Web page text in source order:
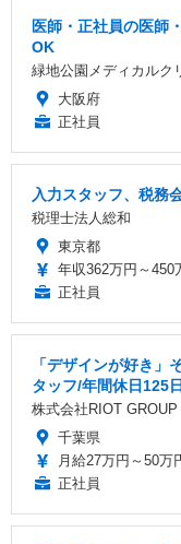
医師・正社員の医師
OK
緑地公園メディカルク
大阪府
正社員
入力スタッフ、税務
税理士法人総和
東京都
年収362万円～450
正社員
「デザインが好き
タッフ/年間休日125
株式会社RIOT GROUP
千葉県
月給27万円～50万
正社員